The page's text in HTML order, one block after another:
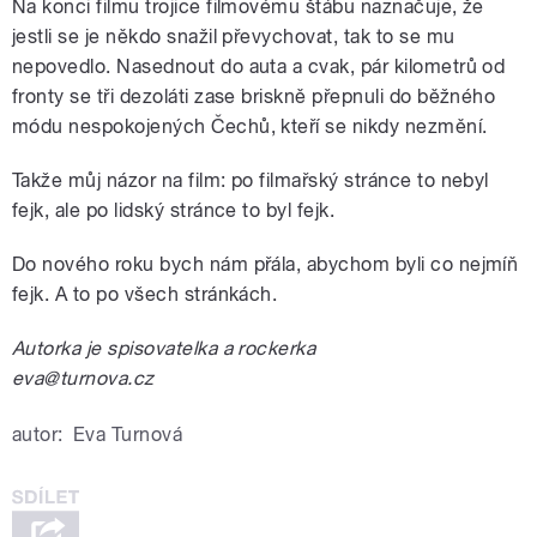
Na konci filmu trojice filmovému štábu naznačuje, že
jestli se je někdo snažil převychovat, tak to se mu
nepovedlo. Nasednout do auta a cvak, pár kilometrů od
fronty se tři dezoláti zase briskně přepnuli do běžného
módu nespokojených Čechů, kteří se nikdy nezmění.
Takže můj názor na film: po filmařský stránce to nebyl
fejk, ale po lidský stránce to byl fejk.
Do nového roku bych nám přála, abychom byli co nejmíň
fejk. A to po všech stránkách.
Autorka je spisovatelka a rockerka
eva@turnova.cz
autor: Eva Turnová